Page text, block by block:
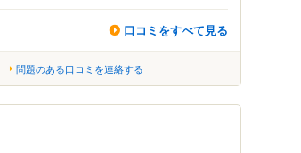
口コミをすべて見る
問題のある口コミを連絡する